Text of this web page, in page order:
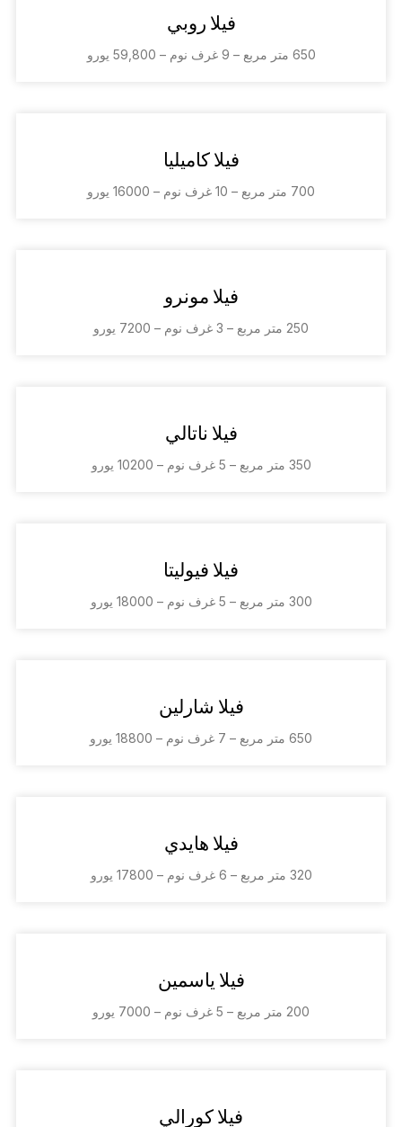
فيلا روبي
650 متر مربع – 9 غرف نوم – 59,800 يورو
فيلا كاميليا
700 متر مربع – 10 غرف نوم – 16000 يورو
فيلا مونرو
250 متر مربع – 3 غرف نوم – 7200 يورو
فيلا ناتالي
350 متر مربع – 5 غرف نوم – 10200 يورو
فيلا فيوليتا
300 متر مربع – 5 غرف نوم – 18000 يورو
فيلا شارلين
650 متر مربع – 7 غرف نوم – 18800 يورو
فيلا هايدي
320 متر مربع – 6 غرف نوم – 17800 يورو
فيلا ياسمين
200 متر مربع – 5 غرف نوم – 7000 يورو
فيلا كورالي